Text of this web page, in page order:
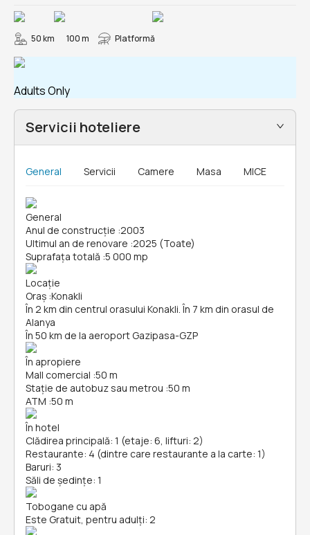
50 km 100 m Platformă
Adults Only
Servicii hoteliere
General Servicii Camere Masa MICE
General
Anul de construcție :2003
Ultimul an de renovare :2025 (Toate)
Suprafața totală :5 000 mp
Locație
Oraș :Konakli
În 2 km din centrul orasului Konakli. În 7 km din orasul de
Alanya
În 50 km de la aeroport Gazipasa-GZP
În apropiere
Mall comercial :50 m
Stație de autobuz sau metrou :50 m
ATM :50 m
În hotel
Clădirea principală: 1 (etaje: 6, lifturi: 2)
Restaurante: 4 (dintre care restaurante a la carte: 1)
Baruri: 3
Săli de ședințe: 1
Tobogane cu apă
Este Gratuit, pentru adulți: 2